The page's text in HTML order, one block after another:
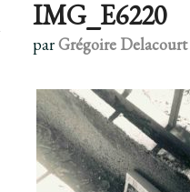
IMG_E6220
parGrégoire Delacourt